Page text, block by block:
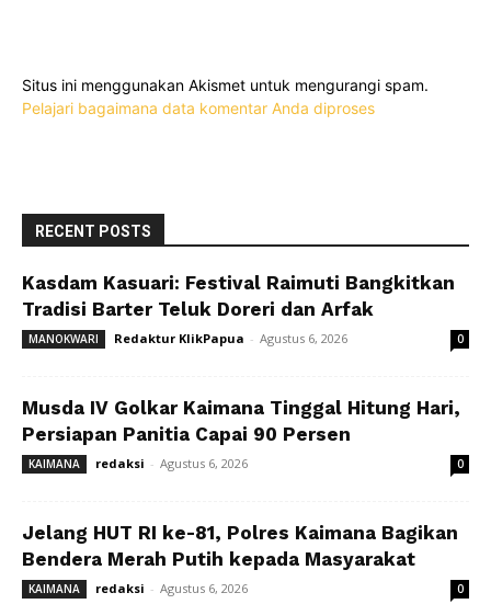
Situs ini menggunakan Akismet untuk mengurangi spam.
Pelajari bagaimana data komentar Anda diproses
RECENT POSTS
Kasdam Kasuari: Festival Raimuti Bangkitkan
Tradisi Barter Teluk Doreri dan Arfak
MANOKWARI Redaktur KlikPapua - Agustus 6, 2026 0
Musda IV Golkar Kaimana Tinggal Hitung Hari,
Persiapan Panitia Capai 90 Persen
KAIMANA redaksi - Agustus 6, 2026 0
Jelang HUT RI ke-81, Polres Kaimana Bagikan
Bendera Merah Putih kepada Masyarakat
KAIMANA redaksi - Agustus 6, 2026 0